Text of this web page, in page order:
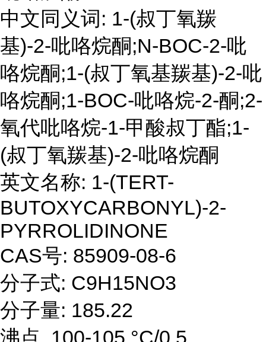
中文同义词: 1-(叔丁氧羰
基)-2-吡咯烷酮;N-BOC-2-吡
咯烷酮;1-(叔丁氧基羰基)-2-吡
咯烷酮;1-BOC-吡咯烷-2-酮;2-
氧代吡咯烷-1-甲酸叔丁酯;1-
(叔丁氧羰基)-2-吡咯烷酮
英文名称: 1-(TERT-
BUTOXYCARBONYL)-2-
PYRROLIDINONE
CAS号: 85909-08-6
分子式: C9H15NO3
分子量: 185.22
沸点 100-105 °C/0.5